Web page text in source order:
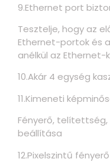
9.Ethernet port
Tesztelje, hogy az
Ethernet-portok és
anélkül az Ethernet-
10.Akár 4 egység
11.Kimeneti
Fényerő,
beállítása
12.Pixelszintű